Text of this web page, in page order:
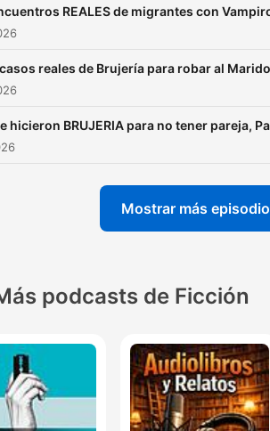
REALES de migrantes con
reales de Brujería para robar al
hicieron BRUJERIA para no tener pareja,
Mostrar más
podcasts de Ficción